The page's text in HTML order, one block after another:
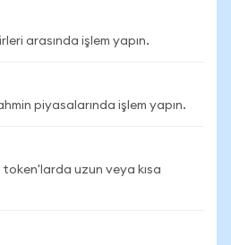
arasında işlem yapın.
piyasalarında işlem yapın.
uzun veya kısa